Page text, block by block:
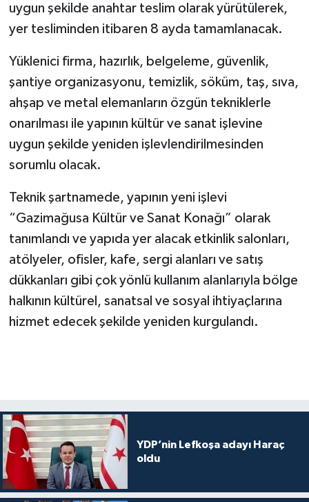
uygun şekilde anahtar teslim olarak yürütülerek,
yer tesliminden itibaren 8 ayda tamamlanacak.
Yüklenici firma, hazırlık, belgeleme, güvenlik,
şantiye organizasyonu, temizlik, söküm, taş, sıva,
ahşap ve metal elemanların özgün tekniklerle
onarılması ile yapının kültür ve sanat işlevine
uygun şekilde yeniden işlevlendirilmesinden
sorumlu olacak.
Teknik şartnamede, yapının yeni işlevi
“Gazimağusa Kültür ve Sanat Konağı” olarak
tanımlandı ve yapıda yer alacak etkinlik salonları,
atölyeler, ofisler, kafe, sergi alanları ve satış
dükkanları gibi çok yönlü kullanım alanlarıyla bölge
halkının kültürel, sanatsal ve sosyal ihtiyaçlarına
hizmet edecek şekilde yeniden kurgulandı.
YDP’nin Lefkoşa adayı Haraç
oldu